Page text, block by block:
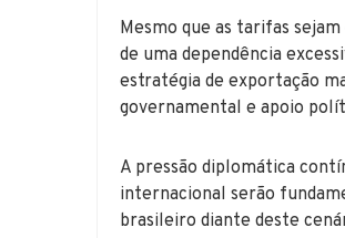
Mesmo que as tarifas
de uma dependência
estratégia de exportação
governamental e apoio
A pressão diplomática
internacional serão
brasileiro diante deste